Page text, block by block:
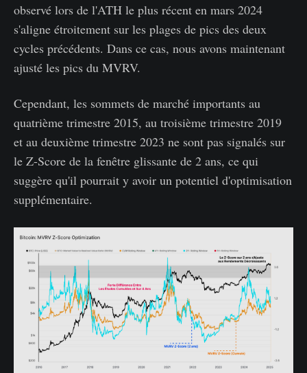
observé lors de l'ATH le plus récent en mars 2024
s'aligne étroitement sur les plages de pics des deux
cycles précédents. Dans ce cas, nous avons maintenant
ajusté les pics du MVRV.
Cependant, les sommets de marché importants au
quatrième trimestre 2015, au troisième trimestre 2019
et au deuxième trimestre 2023 ne sont pas signalés sur
le Z-Score de la fenêtre glissante de 2 ans, ce qui
suggère qu'il pourrait y avoir un potentiel d'optimisation
supplémentaire.